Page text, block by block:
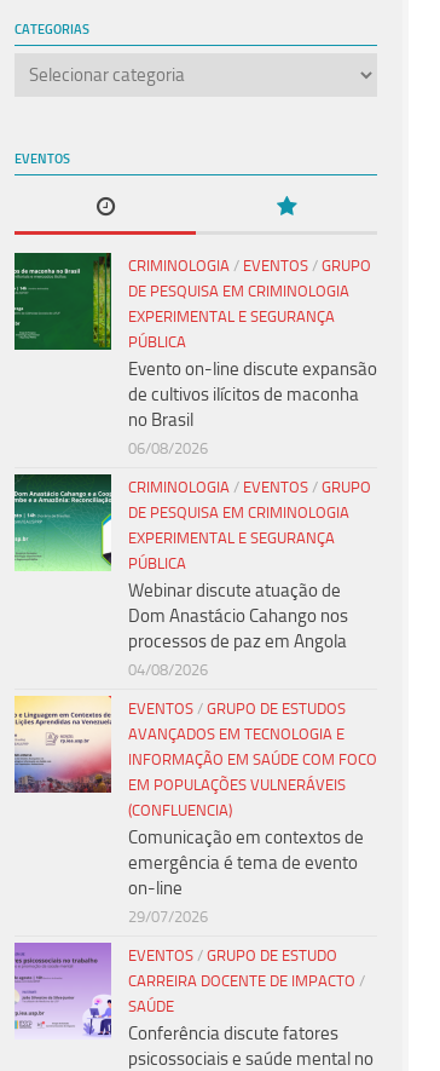
CATEGORIAS
Categorias
EVENTOS
CRIMINOLOGIA / EVENTOS / GRUPO
DE PESQUISA EM CRIMINOLOGIA
EXPERIMENTAL E SEGURANÇA
PÚBLICA
Evento on-line discute expansão
de cultivos ilícitos de maconha
no Brasil
06/08/2026
CRIMINOLOGIA / EVENTOS / GRUPO
DE PESQUISA EM CRIMINOLOGIA
EXPERIMENTAL E SEGURANÇA
PÚBLICA
Webinar discute atuação de
Dom Anastácio Cahango nos
processos de paz em Angola
04/08/2026
EVENTOS / GRUPO DE ESTUDOS
AVANÇADOS EM TECNOLOGIA E
INFORMAÇÃO EM SAÚDE COM FOCO
EM POPULAÇÕES VULNERÁVEIS
(CONFLUENCIA)
Comunicação em contextos de
emergência é tema de evento
on-line
29/07/2026
EVENTOS / GRUPO DE ESTUDO
CARREIRA DOCENTE DE IMPACTO /
SAÚDE
Conferência discute fatores
psicossociais e saúde mental no